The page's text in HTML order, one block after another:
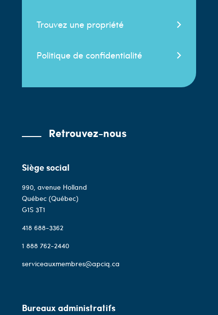
Trouvez une propriété
Politique de confidentialité
Retrouvez-nous
Siège social
990, avenue Holland
Québec (Québec)
G1S 3T1
418 688-3362
1 888 762-2440
serviceauxmembres@apciq.ca
Bureaux administratifs